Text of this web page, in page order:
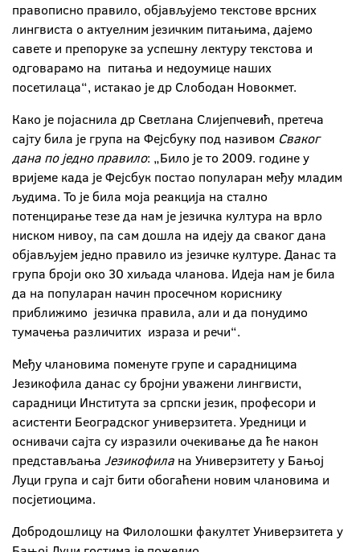
правописно правило, објављујемо текстове врсних
лингвиста о актуелним језичким питањима, дајемо
савете и препоруке за успешну лектуру текстова и
одговарамо на питања и недоумице наших
посетилаца“, истакао је др Слободан Новокмет.
Како је појаснила др Светлана Слијепчевић, претеча
сајту била је група на Фејсбуку под називом Сваког
дана по једно правило: „Било је то 2009. године у
вријеме када је Фејсбук постао популаран међу младим
људима. То је била моја реакција на стално
потенцирање тезе да нам је језичка култура на врло
ниском нивоу, па сам дошла на идеју да сваког дана
објављујем једно правило из језичке културе. Данас та
група броји око 30 хиљада чланова. Идеја нам је била
да на популаран начин просечном кориснику
приближимо језичка правила, али и да понудимо
тумачења различитих израза и речи“.
Међу члановима поменуте групе и сарадницима
Језикофила данас су бројни уважени лингвисти,
сарадници Института за српски језик, професори и
асистенти Београдског универзитета. Уредници и
оснивачи сајта су изразили очекивање да ће након
представљања Језикофила на Универзитету у Бањој
Луци група и сајт бити обогаћени новим члановима и
посјетиоцима.
Добродошлицу на Филолошки факултет Универзитета у